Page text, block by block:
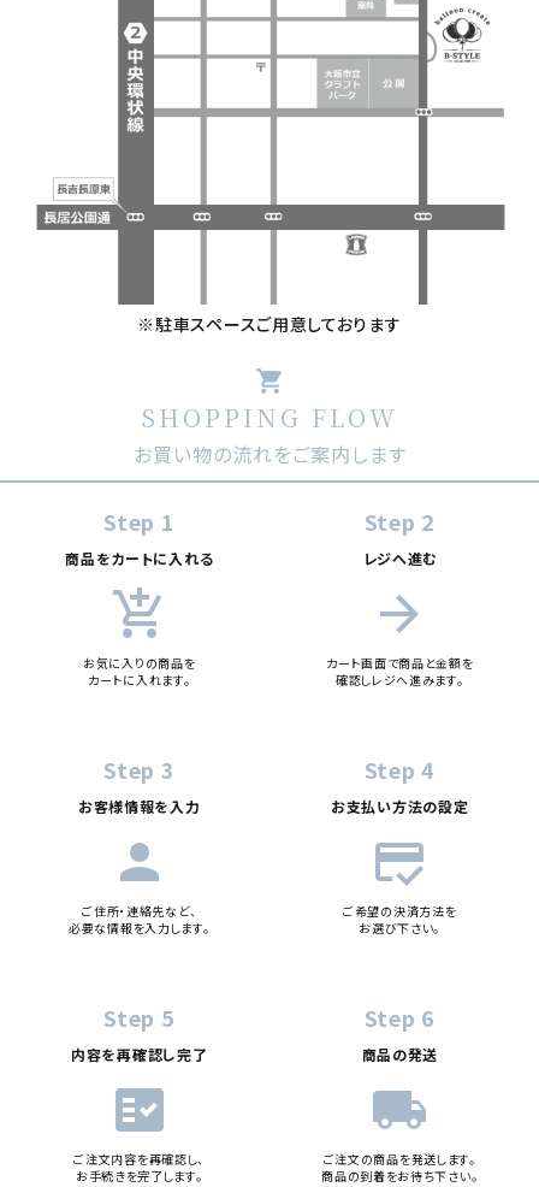
※駐車スペースご用意しております
shopping_cart
SHOPPING FLOW
お買い物の流れをご案内します
Step 1
商品をカートに入れる
add_shopping_cart
お気に入りの商品を
カートに入れます。
Step 2
レジへ進む
arrow_forward
カート画面で商品と金額を
確認しレジへ進みます。
Step 3
お客様情報を入力
person
ご住所・連絡先など、
必要な情報を入力します。
Step 4
お支払い方法の設定
credit_score
ご希望の決済方法を
お選び下さい。
Step 5
内容を再確認し完了
fact_check
ご注文内容を再確認し、
お手続きを完了します。
Step 6
商品の発送
local_shipping
ご注文の商品を発送します。
商品の到着をお待ち下さい。